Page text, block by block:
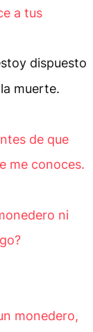
a tus
dispuesto
muerte.
de que
me conoces.
ni
monedero,